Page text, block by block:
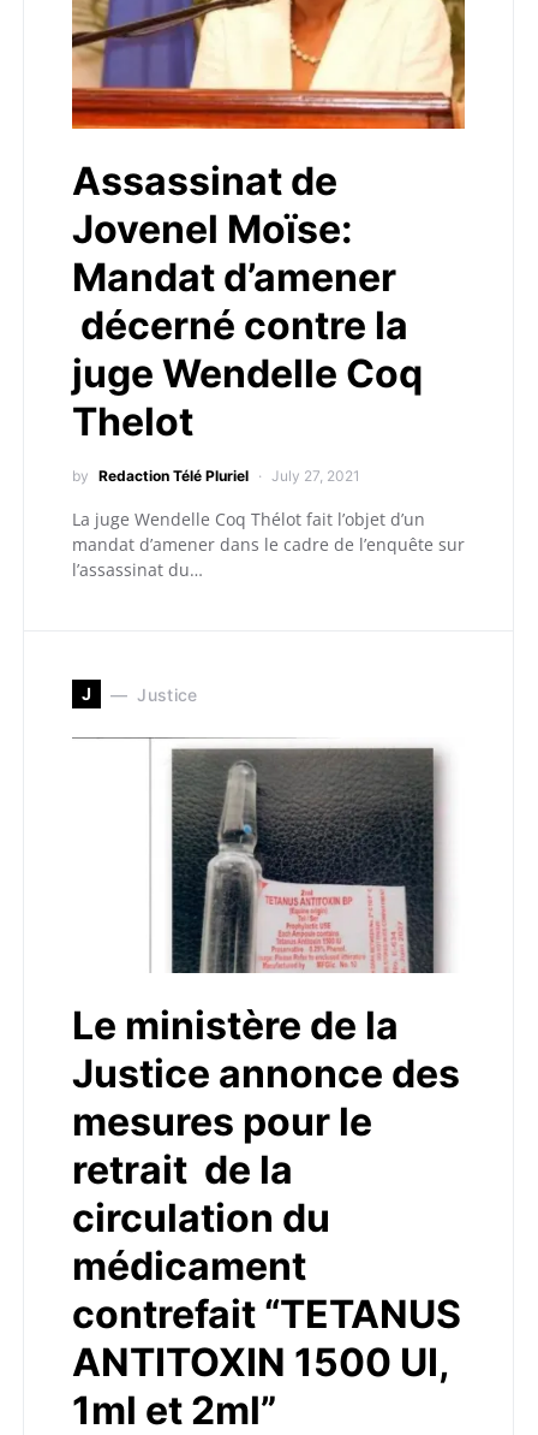
Assassinat de
Jovenel Moïse:
Mandat d’amener
décerné contre la
juge Wendelle Coq
Thelot
by Redaction Télé Pluriel July 27, 2021
La juge Wendelle Coq Thélot fait l’objet d’un
mandat d’amener dans le cadre de l’enquête sur
l’assassinat du…
J Justice
Le ministère de la
Justice annonce des
mesures pour le
retrait de la
circulation du
médicament
contrefait “TETANUS
ANTITOXIN 1500 UI,
1ml et 2ml”